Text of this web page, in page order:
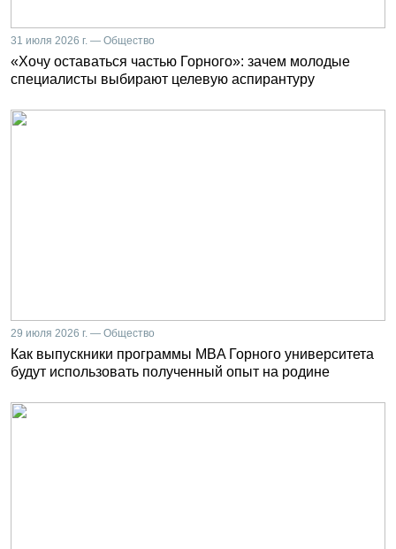
31 июля 2026 г. — Общество
«Хочу оставаться частью Горного»: зачем молодые
специалисты выбирают целевую аспирантуру
29 июля 2026 г. — Общество
Как выпускники программы MBA Горного университета
будут использовать полученный опыт на родине